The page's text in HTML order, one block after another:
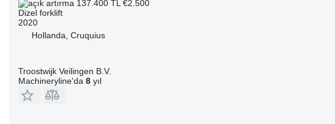
137.400 TL €2.500
Dizel forklift
2020
Hollanda, Cruquius
Troostwijk Veilingen B.V.
Machineryline'da 8yıl